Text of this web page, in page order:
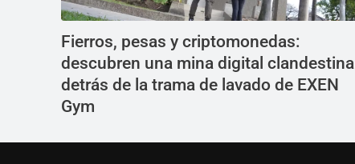
Fierros, pesas y criptomonedas:
descubren una mina digital clandestina
detrás de la trama de lavado de EXEN
Gym